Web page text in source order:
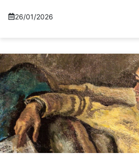
26/01/2026